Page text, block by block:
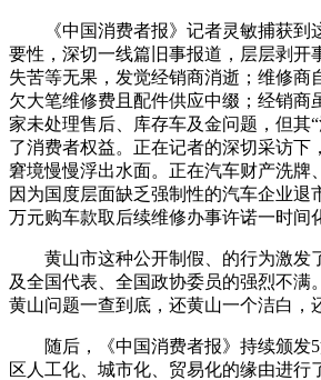
《中国消费者报》记者灵敏捕获到
要性，深切一线篇旧事报道，层层剥开
失苦等无果，发觉经销商消逝；维修商
欠大笔维修费且配件供应中缀；经销商
家未处理售后、库存车及金问题，但其
了消费者权益。正在记者的深切采访下
窘境慢慢浮出水面。正在汽车财产洗牌
因为国度层面缺乏强制性的汽车企业退
万元购车款取后续维修办事许诺一时间
黄山市这种公开制假、的行为激发
及全国代表、全国政协委员的强烈不满
黄山问题一查到底，还黄山一个洁白，
随后，《中国消费者报》持续颁发5
区人工化、城市化、贸易化的缘由进行